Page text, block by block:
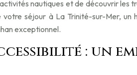
nautiques et de découvrir
séjour à La Trinité-sur-Mer,
exceptionnel.
: un